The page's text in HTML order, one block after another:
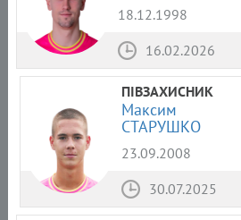
18.12.1998
16.02.2026
ПІВЗАХИСНИК
Максим
СТАРУШКО
23.09.2008
30.07.2025